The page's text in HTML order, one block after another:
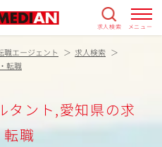
求人検索 メニュー
職エージェント
求人検索
転職
タント,愛知県の求
転職